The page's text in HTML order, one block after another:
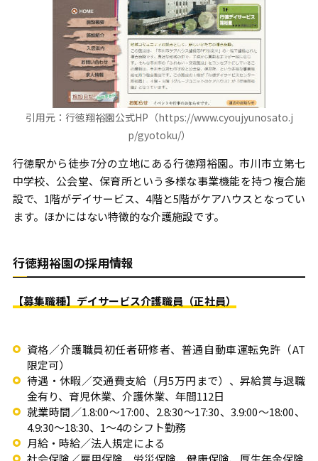
引用元：行徳翔裕園公式HP（https://www.cyoujyunosato.j
p/gyotoku/）
行徳駅から徒歩7分の立地にある行徳翔裕園。市川市立第七
中学校、公会堂、保育所という多様な事業機能を持つ複合施
設で、1階がデイサービス、4階と5階がケアハウスとなってい
ます。ほかにはない特徴的な介護施設です。
行徳翔裕園の採用情報
【募集職種】デイサービス介護職員（正社員）
資格／介護職員初任者研修者、普通自動車運転免許（AT
限定可）
待遇・休暇／交通費支給（月5万円まで）、昇給賞与退職
金有り、育児休業、介護休業、年間112日
就業時間／1.8:00～17:00、2.8:30～17:30、3.9:00～18:00、
4.9:30～18:30、1～4のシフト勤務
月給・時給／法人規定による